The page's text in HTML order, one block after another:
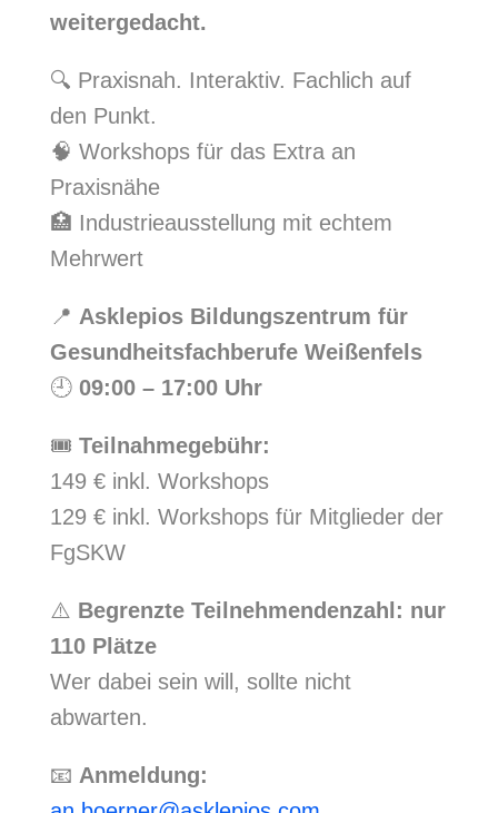
weitergedacht.
🔍 Praxisnah. Interaktiv. Fachlich auf
den Punkt.
🧠 Workshops für das Extra an
Praxisnähe
🏥 Industrieausstellung mit echtem
Mehrwert
📍 Asklepios Bildungszentrum für
Gesundheitsfachberufe Weißenfels
🕘 09:00 – 17:00 Uhr
🎟 Teilnahmegebühr:
149 € inkl. Workshops
129 € inkl. Workshops für Mitglieder der
FgSKW
⚠️ Begrenzte Teilnehmendenzahl: nur
110 Plätze
Wer dabei sein will, sollte nicht
abwarten.
📧 Anmeldung: